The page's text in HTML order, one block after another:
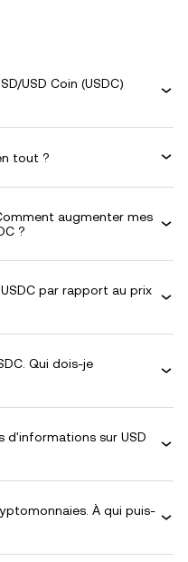
USD Coin (USDC)
tout ?
augmenter mes
?
par rapport au prix
Qui dois-je
d'informations sur USD
À qui puis-